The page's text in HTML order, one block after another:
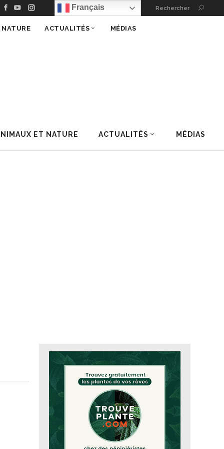
Français Rechercher
ET NATURE ACTUALITÉS MÉDIAS
ACTUALITÉS MÉDIAS